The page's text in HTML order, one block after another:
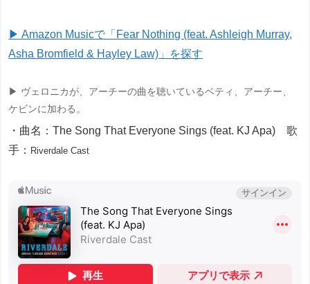
▶ Amazon Musicで「Fear Nothing (feat. Ashleigh Murray,
Asha Bromfield & Hayley Law)」を探す
▶ ヴェロニカが、アーチーの曲を聴いているベティ、アーチー、
ケビンに加わる。
・曲名：The Song That Everyone Sings (feat. KJ Apa) 歌
手： Riverdale Cast